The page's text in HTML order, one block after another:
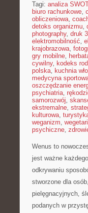
Tagi: analiza SWOT
biuro rachunkowe,
obliczeniowa,
detoks organizmu,
photography, druk
elektromobilność,
krajobrazowa,
gry mobilne,
cywilny, kodeks
polska, kuchnia
medycyna
oszczędzanie
psychiatria,
samorozwój,
ekstremalne,
kulturowa,
weganizm,
psychiczne,
Wenus to
jest ważne
odkrywaniu
stworzone dla
pielęgnacyjnych,
podanych w